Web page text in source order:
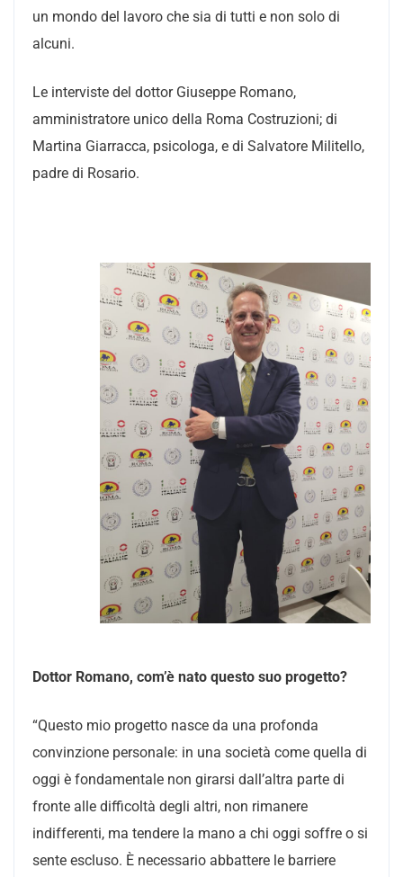
un mondo del lavoro che sia di tutti e non solo di
alcuni.
Le interviste del dottor Giuseppe Romano,
amministratore unico della Roma Costruzioni; di
Martina Giarracca, psicologa, e di Salvatore Militello,
padre di Rosario.
Dottor Romano, com’è nato questo suo progetto?
“Questo mio progetto nasce da una profonda
convinzione personale: in una società come quella di
oggi è fondamentale non girarsi dall’altra parte di
fronte alle difficoltà degli altri, non rimanere
indifferenti, ma tendere la mano a chi oggi soffre o si
sente escluso. È necessario abbattere le barriere